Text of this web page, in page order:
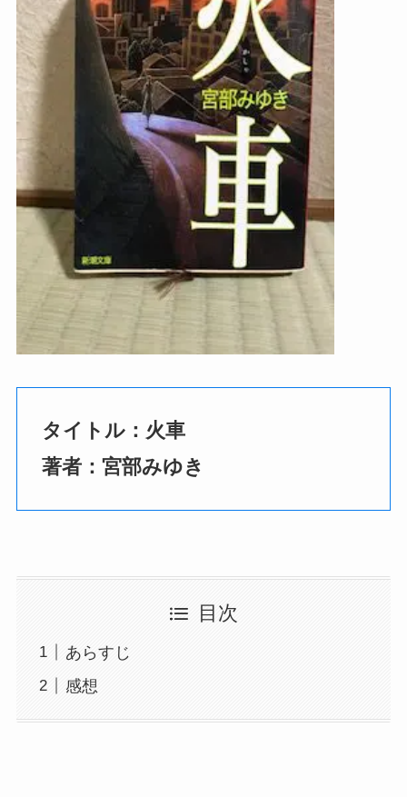
タイトル：火車
著者：宮部みゆき
目次
あらすじ
感想